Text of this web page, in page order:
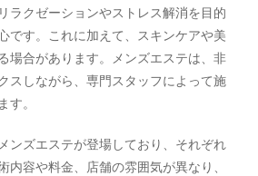
ラクゼーションやストレス解消を目的
です。これに加えて、スキンケアや美
場合があります。メンズエステは、非
スしながら、専門スタッフによって施
。
ンズエステが登場しており、それぞれ
内容や料金、店舗の雰囲気が異なり、